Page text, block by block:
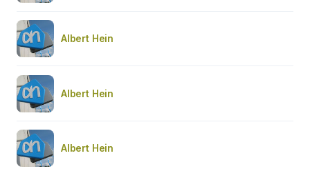
Albert Hein
Albert Hein
Albert Hein